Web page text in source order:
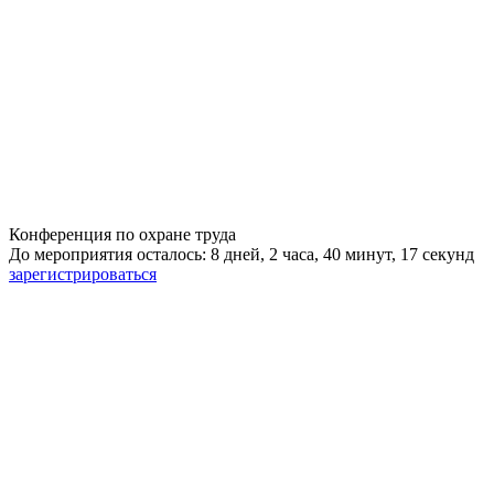
Конференция по охране труда
До мероприятия осталось: 8 дней, 2 часа, 40 минут, 16 секунд
зарегистрироваться